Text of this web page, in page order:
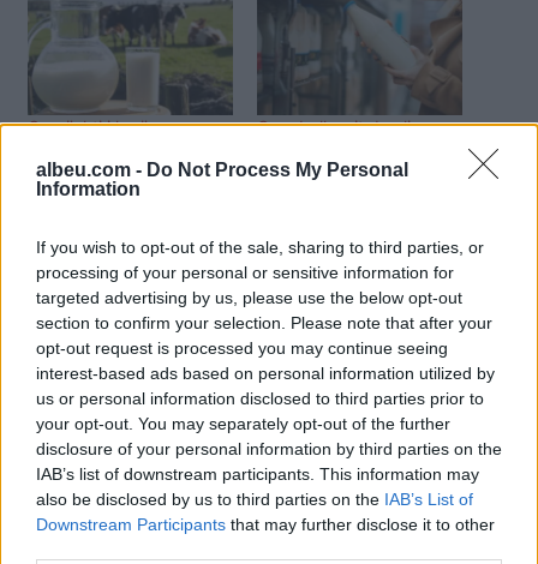
albeu.com - Do Not Process My Personal
Information
If you wish to opt-out of the sale, sharing to third parties, or
processing of your personal or sensitive information for
targeted advertising by us, please use the below opt-out
section to confirm your selection. Please note that after your
opt-out request is processed you may continue seeing
interest-based ads based on personal information utilized by
us or personal information disclosed to third parties prior to
your opt-out. You may separately opt-out of the further
disclosure of your personal information by third parties on the
IAB’s list of downstream participants. This information may
also be disclosed by us to third parties on the IAB’s List of
Downstream Participants that may further disclose it to other
Qumështi i lopës nga
Nëse nuk do merren
masa, shumë shpejt
mbulojë nevojat e
fabrikave
Grumbulluesit do ulin me
qumështit të lopës dhe
Kompanitë përpunuese të
qumështit paralajmërojnë
përsëri shtrenjtim të
çmimeve në korrik